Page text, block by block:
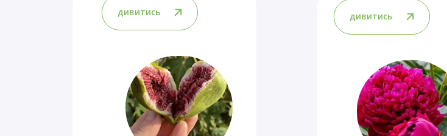
дивитись дивитись